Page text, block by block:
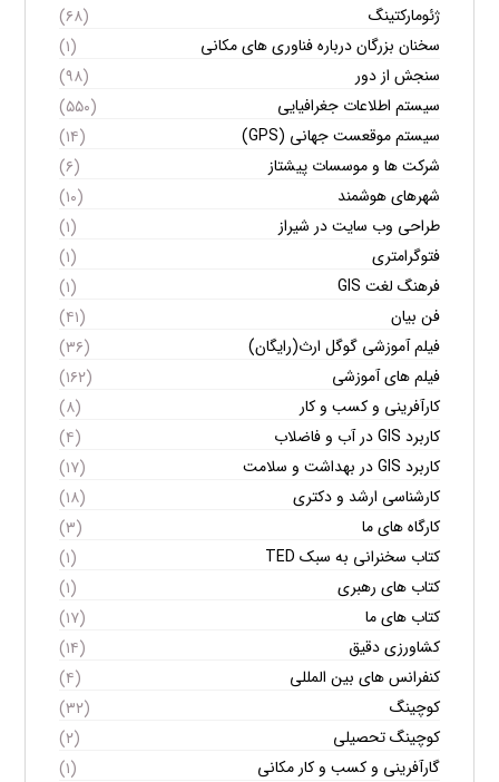
ژئومارکتینگ
(۶۸)
سخنان بزرگان درباره فناوری های مکانی
(۱)
سنجش از دور
(۹۸)
سیستم اطلاعات جغرافیایی
(۵۵۰)
سیستم موقعست جهانی (GPS)
(۱۴)
شرکت ها و موسسات پیشتاز
(۶)
شهرهای هوشمند
(۱۰)
طراحی وب سایت در شیراز
(۱)
فتوگرامتری
(۱)
فرهنگ لغت GIS
(۱)
فن بیان
(۴۱)
فیلم آموزشی گوگل ارث(رایگان)
(۳۶)
فیلم های آموزشی
(۱۶۲)
کارآفرینی و کسب و کار
(۸)
کاربرد GIS در آب و فاضلاب
(۴)
کاربرد GIS در بهداشت و سلامت
(۱۷)
کارشناسی ارشد و دکتری
(۱۸)
کارگاه های ما
(۳)
کتاب سخنرانی به سبک TED
(۱)
کتاب های رهبری
(۱)
کتاب های ما
(۱۷)
کشاورزی دقیق
(۱۴)
کنفرانس های بین المللی
(۴)
کوچینگ
(۳۲)
کوچینگ تحصیلی
(۲)
گارآفرینی و کسب و کار مکانی
(۱)